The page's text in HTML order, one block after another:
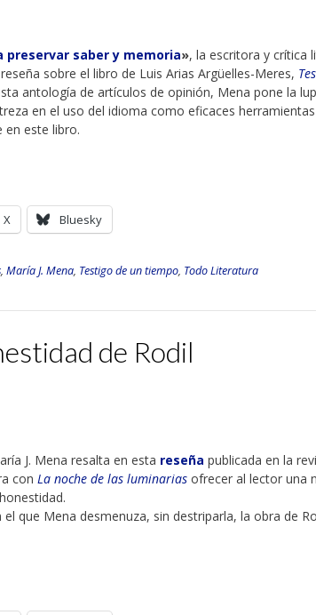
preservar saber y memoria», la escritora y crítica
sobre el libro de Luis Arias Argüelles-Meres,
antología de artículos de opinión, Mena pone la
en el uso del idioma como eficaces
en este libro.
X Bluesky
, María J. Mena, Testigo de un tiempo, Todo Literatura
de Rodil
J. Mena resalta en esta reseña publicada en la
con La noche de las luminarias ofrecer al lector una
que Mena desmenuza, sin destriparla, la obra de